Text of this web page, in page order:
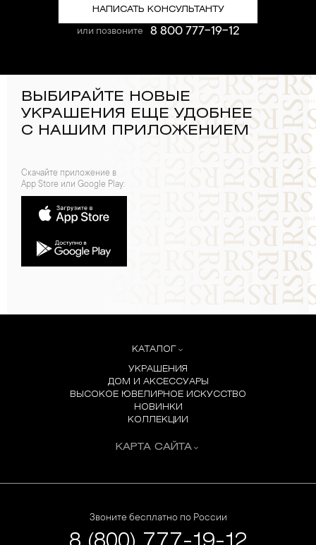
НАПИСАТЬ КОНСУЛЬТАНТУ
или позвоните 8 800 777-19-12
ВЫБИРАЙТЕ НОВЫЕ
УКРАШЕНИЯ ЕЩЕ УДОБНЕЕ
С НАШИМ ПРИЛОЖЕНИЕМ
Скачайте приложение в
App Store или Google Play:
КАТАЛОГ
УКРАШЕНИЯ
ДОМ И АКСЕССУАРЫ
ВЫСОКОЕ ЮВЕЛИРНОЕ ИСКУССТВО
НОВИНКИ
КОЛЛЕКЦИИ
КАРТА САЙТА
Звоните бесплатно по России